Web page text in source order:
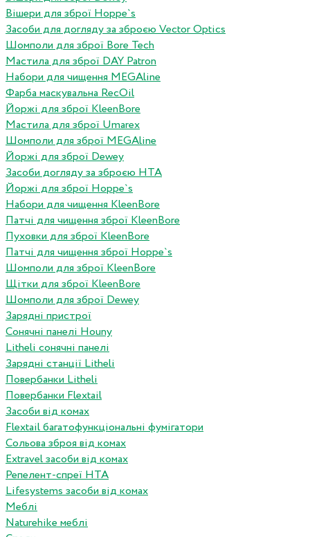
Вішери для зброї Hoppe`s
Засоби для догляду за зброєю Vector Optics
Шомполи для зброї Bore Tech
Мастила для зброї DAY Patron
Набори для чищення MEGAline
Фарба маскувальна RecOil
Йоржі для зброї KleenBore
Мастила для зброї Umarex
Шомполи для зброї MEGAline
Йоржі для зброї Dewey
Засоби догляду за зброєю HTA
Йоржі для зброї Hoppe`s
Набори для чищення KleenBore
Патчі для чищення зброї KleenBore
Пуховки для зброї KleenBore
Патчі для чищення зброї Hoppe`s
Шомполи для зброї KleenBore
Щітки для зброї KleenBore
Шомполи для зброї Dewey
Зарядні пристрої
Сонячні панелі Houny
Litheli сонячні панелі
Зарядні станції Litheli
Повербанки Litheli
Повербанки Flextail
Засоби від комах
Flextail багатофункціональні фумігатори
Сольова зброя від комах
Extravel засоби від комах
Репелент-спреї HTA
Lifesystems засоби від комах
Меблі
Naturehike меблі